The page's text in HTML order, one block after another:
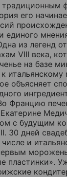
традиционным
его
единого
из легенд
VIII века,
на базе
объясняет
Францию
с будущим
30 дней
и
пластинки».